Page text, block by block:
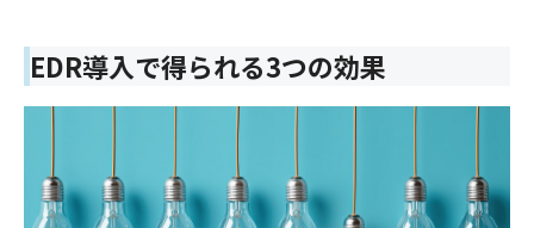
EDR導入で得られる3つの効果